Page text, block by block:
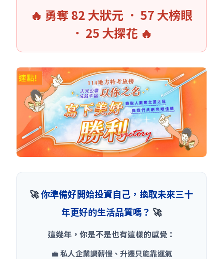
🔥 勇奪 82 大狀元 ． 57 大榜眼
． 25 大探花 🔥
🚀你準備好開始投資自己，換取未來三十
年更好的生活品質嗎？ 🚀
這幾年，你是不是也有這樣的感覺：
💼私人企業調薪慢、升遷只能靠運氣